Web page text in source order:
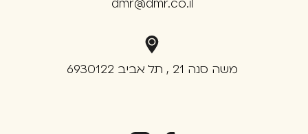
dmr@dmr.co.il
משה סנה 21 , תל אביב 6930122